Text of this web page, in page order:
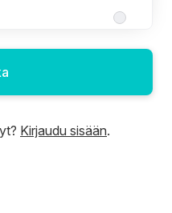
Kirjaudu sisään.